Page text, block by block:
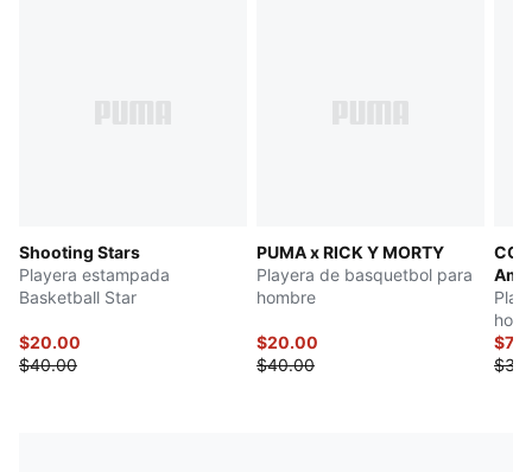
Shooting Stars
Playera estampada
Basketball Star
$20.00
$40.00
PUMA x RICK Y MORTY
Playera de basquetbol para
hombre
$20.00
$40.00